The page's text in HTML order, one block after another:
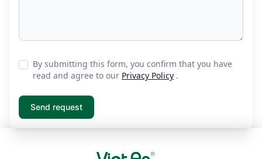
By submitting this form, you confirm that you have
read and agree to our Privacy Policy .